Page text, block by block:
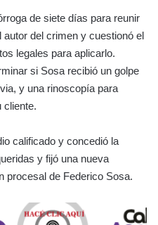
de siete días para reunir
del crimen y cuestionó el
legales para aplicarlo.
si Sosa recibió un golpe
y una rinoscopía para
cliente.
calificado y concedió la
y fijó una nueva
procesal de Federico Sosa.